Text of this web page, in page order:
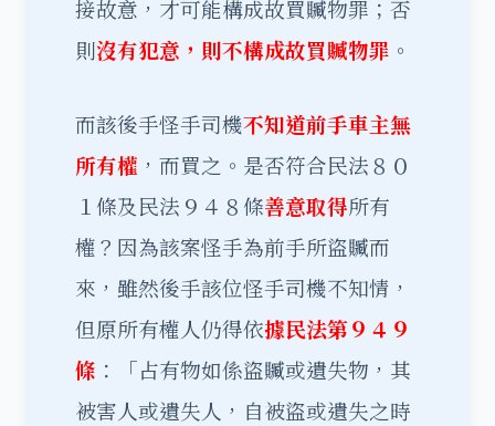
接故意，才可能構成故買贓物罪；否
則沒有犯意，則不構成故買贓物罪 。
而該後手怪手司機不知道前手車主無
所有權 ，而買之。是否符合民法８０
１條及民法９４８條善意取得所有
權？因為該案怪手為前手所盜贓而
來，雖然後手該位怪手司機不知情，
但原所有權人仍得依據民法第９４９
條 ：「占有物如係盜贓或遺失物，其
被害人或遺失人，自被盜或遺失之時